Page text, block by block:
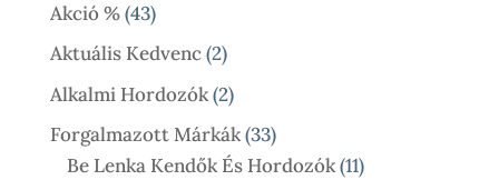
Akció % 4343
Termék
Aktuális Kedvenc 22
Termék
Alkalmi Hordozók 22
Termék
Forgalmazott Márkák 3333
Termék
Be Lenka Kendők És Hordozók 1111